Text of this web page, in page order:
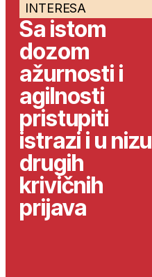
INTERESA
Sa istom
dozom
ažurnosti i
agilnosti
pristupiti
istrazi i u nizu
drugih
krivičnih
prijava